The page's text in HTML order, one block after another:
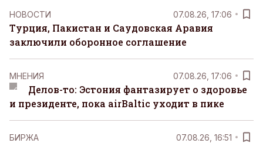
НОВОСТИ 07.08.26, 17:06
Турция, Пакистан и Саудовская Аравия
заключили оборонное соглашение
MНЕНИЯ 07.08.26, 17:06
Делов-то: Эстония фантазирует о здоровье
и президенте, пока airBaltic уходит в пике
БИРЖА 07.08.26, 16:51